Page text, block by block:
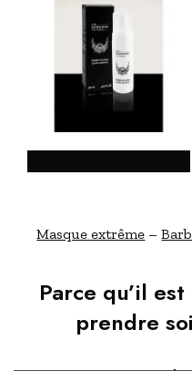
Masque extrême –
Parce qu’il
prendre